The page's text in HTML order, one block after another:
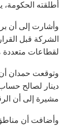
أطلقته
وأشارت إلى أن
لقطاعات متعددة
دينار لصالح
مشيرة إلى أن
وأضافت أن